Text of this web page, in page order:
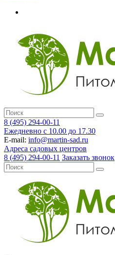
8 (495) 294-00-11
Ежедневно с 10.00 до 17.30
E-mail: info@martin-sad.ru
Адреса садовых центров
8 (495) 294-00-11 Заказать звонок